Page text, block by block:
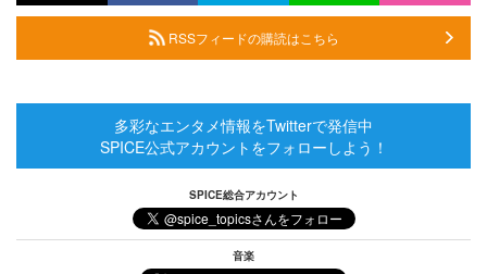
RSSフィードの購読はこちら
多彩なエンタメ情報をTwitterで発信中
SPICE公式アカウントをフォローしよう！
SPICE総合アカウント
音楽